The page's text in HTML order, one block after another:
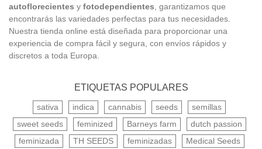
autoflorecientes y fotodependientes , garantizamos que
encontrarás las variedades perfectas para tus necesidades.
Nuestra tienda online está diseñada para proporcionar una
experiencia de compra fácil y segura, con envíos rápidos y
discretos a toda Europa.
ETIQUETAS POPULARES
sativa indica cannabis seeds
semillas
sweet seeds
feminized Barneys farm
dutch passion
feminizada
TH SEEDS feminizadas
Medical Seeds